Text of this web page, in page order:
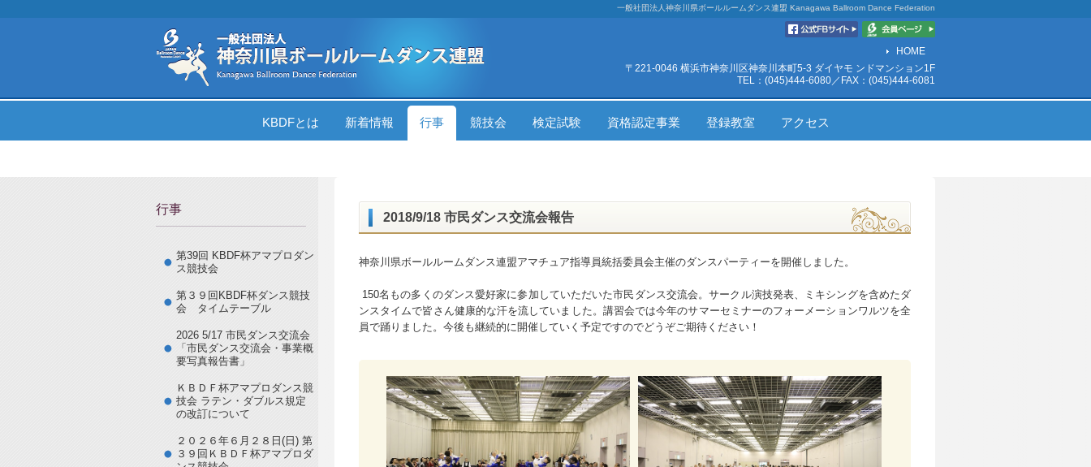
一般社団法人神奈川県ボールルームダンス連盟 Kanagawa Ballroom Dance Federation
HOME
〒221-0046 横浜市神奈川区神奈川本町5-3 ダイヤモ ンドマンション1F
TEL：(045)444-6080／FAX：(045)444-6081
KBDFとは 新着情報 行事 競技会 検定試験 資格認定事業 登録教室 アクセス
2018/9/18 市民ダンス交流会報告
神奈川県ボールルームダンス連盟アマチュア指導員統括委員会主催のダンスパーティーを開催しました。
150名もの多くのダンス愛好家に参加していただいた市民ダンス交流会。サークル演技発表、ミキシングを含めたダ
ンスタイムで皆さん健康的な汗を流していました。講習会では今年のサマーセミナーのフォーメーションワルツを全
員で踊りました。今後も継続的に開催していく予定ですのでどうぞご期待ください！
行事
第39回 KBDF杯アマプロダン
ス競技会
第３９回KBDF杯ダンス競技
会 タイムテーブル
2026 5/17 市民ダンス交流会
「市民ダンス交流会・事業概
要写真報告書」
ＫＢＤＦ杯アマプロダンス競
技会 ラテン・ダブルス規定
の改訂について
２０２６年６月２８日(日) 第
３９回ＫＢＤＦ杯アマプロダ